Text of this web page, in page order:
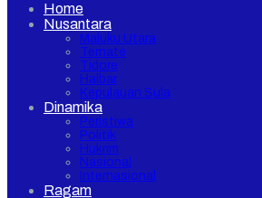
Home
Nusantara
Maluku Utara
Ternate
Tidore
Halbar
Kepulauan Sula
Dinamika
Peristiwa
Politik
Hukrim
Nasional
Internasional
Ragam